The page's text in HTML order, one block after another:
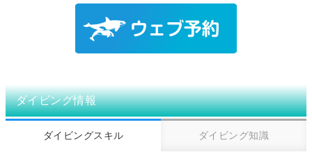
ダイビング情報
ダイビングスキル ダイビング知識